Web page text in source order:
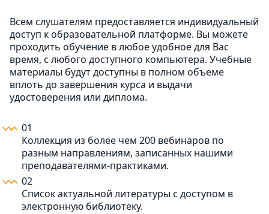
Всем слушателям предоставляется индивидуальный
доступ к образовательной платформе. Вы можете
проходить обучение в любое удобное для Вас
время, с любого доступного компьютера. Учебные
материалы будут доступны в полном объеме
вплоть до завершения курса и выдачи
удостоверения или диплома.
01
Коллекция из более чем 200 вебинаров по
разным направлениям, записанных нашими
преподавателями-практиками.
02
Список актуальной литературы с доступом в
электронную библиотеку.